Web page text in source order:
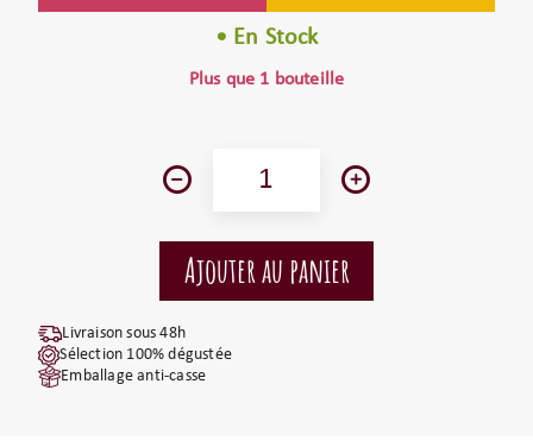
• En Stock
Plus que 1 bouteille
Livraison sous 48h
Sélection 100% dégustée
Emballage anti-casse